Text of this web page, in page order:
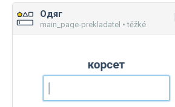
Одяг
main_page-prekladatel • těžké